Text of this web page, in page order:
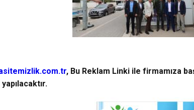
, Bu Reklam Linki ile firmamıza